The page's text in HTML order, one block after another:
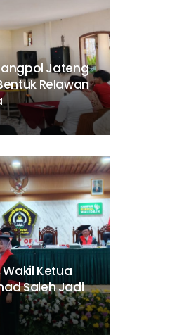
Jateng
Relawan
Wakil Ketua
Saleh Jadi